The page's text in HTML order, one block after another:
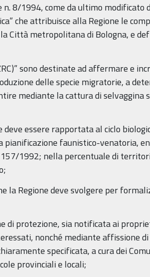
8/1994, come da ultimo modificato
che attribuisce alla Regione le
Città metropolitana di Bologna, e
sono destinate ad affermare e
delle specie migratorie, a
mediante la cattura di
essere rapportata al ciclo
faunistico-venatoria,
1992; nella percentuale di
la Regione deve svolgere per
di protezione, sia notificata ai
nonché mediante affissione
specificata, a cura dei
provinciali e locali;